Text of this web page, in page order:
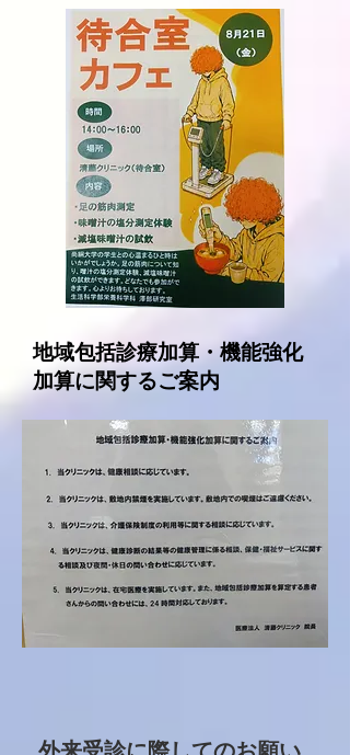
地域包括診療加算・機能強化
加算に関するご案内